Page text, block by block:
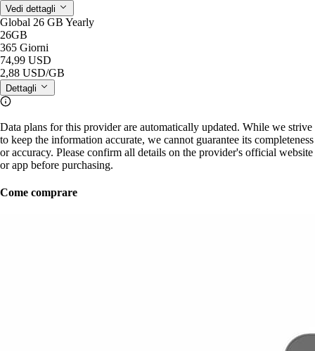
Vedi dettagli
Global 26 GB Yearly
26GB
365 Giorni
74,99 USD
2,88 USD/GB
Dettagli
Data plans for this provider are automatically updated. While we strive
to keep the information accurate, we cannot guarantee its completeness
or accuracy. Please confirm all details on the provider's official website
or app before purchasing.
Come comprare